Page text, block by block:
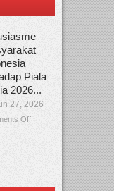
Piala
2026...
27, 2026
Off